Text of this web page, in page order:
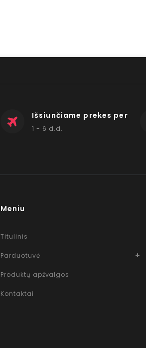
Išsiunčiame prekes per
1 - 6 d.d.
Meniu
Titulinis
Parduotuvė
Produktų apžvalgos
Kontaktai